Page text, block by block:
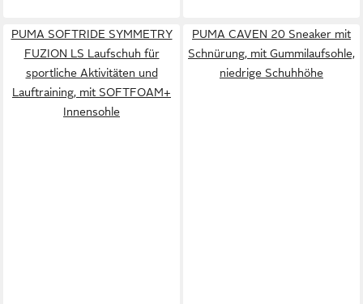
PUMA SOFTRIDE SYMMETRY
FUZION LS Laufschuh für
sportliche Aktivitäten und
Lauftraining, mit SOFTFOAM+
Innensohle
PUMA CAVEN 20 Sneaker mit
Schnürung, mit Gummilaufsohle,
niedrige Schuhhöhe